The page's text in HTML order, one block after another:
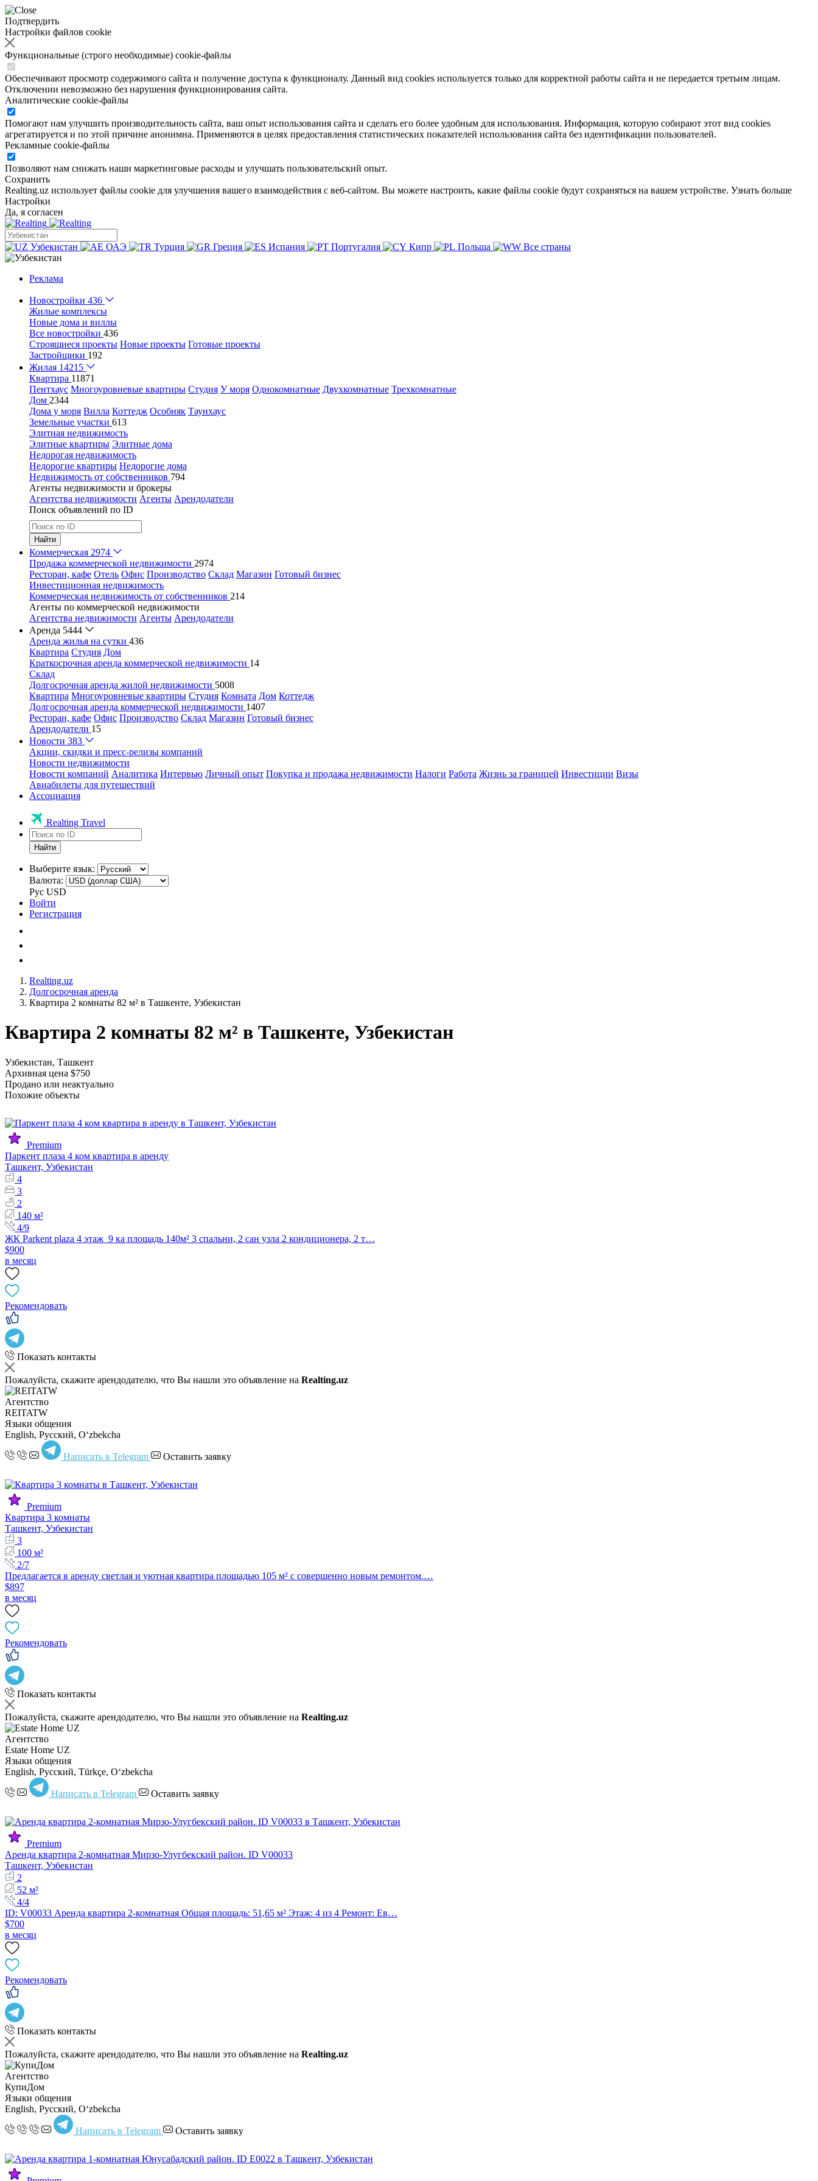
Подтвердить
Настройки файлов cookie
Функциональные (строго необходимые) cookie-файлы
Обеспечивают просмотр содержимого сайта и получение доступа к функционалу. Данный вид cookies используется только для корректной работы сайта и не передается третьим лицам.
Отключении невозможно без нарушения функционирования сайта.
Аналитические cookie-файлы
Помогают нам улучшить производительность сайта, ваш опыт использования сайта и сделать его более удобным для использования. Информация, которую собирают этот вид cookies
агрегатируется и по этой причине анонимна. Применяются в целях предоставления статистических показателей использования сайта без идентификации пользователей.
Рекламные cookie-файлы
Позволяют нам снижать наши маркетинговые расходы и улучшать пользовательский опыт.
Сохранить
Realting.uz использует файлы cookie для улучшения вашего взаимодействия с веб-сайтом. Вы можете настроить, какие файлы cookie будут сохраняться на вашем устройстве. Узнать больше
Настройки
Да, я согласен
Узбекистан ОАЭ Турция Греция Испания Португалия Кипр Польша Все страны
Реклама
Новостройки 436
Жилые комплексы
Новые дома и виллы
Все новостройки 436
Строящиеся проекты Новые проекты Готовые проекты
Застройщики 192
Жилая 14215
Квартира 11871
Пентхаус Многоуровневые квартиры Студия У моря Однокомнатные Двухкомнатные Трехкомнатные
Дом 2344
Дома у моря Вилла Коттедж Особняк Таунхаус
Земельные участки 613
Элитная недвижимость
Элитные квартиры Элитные дома
Недорогая недвижимость
Недорогие квартиры Недорогие дома
Недвижимость от собственников 794
Агенты недвижимости и брокеры
Агентства недвижимости Агенты Арендодатели
Поиск объявлений по ID
Найти
Коммерческая 2974
Продажа коммерческой недвижимости 2974
Ресторан, кафе Отель Офис Производство Склад Магазин Готовый бизнес
Инвестиционная недвижимость
Коммерческая недвижимость от собственников 214
Агенты по коммерческой недвижимости
Агентства недвижимости Агенты Арендодатели
Аренда 5444
Аренда жилья на сутки 436
Квартира Студия Дом
Краткосрочная аренда коммерческой недвижимости 14
Склад
Долгосрочная аренда жилой недвижимости 5008
Квартира Многоуровневые квартиры Студия Комната Дом Коттедж
Долгосрочная аренда коммерческой недвижимости 1407
Ресторан, кафе Офис Производство Склад Магазин Готовый бизнес
Арендодатели 15
Новости 383
Акции, скидки и пресс-релизы компаний
Новости недвижимости
Новости компаний Аналитика Интервью Личный опыт Покупка и продажа недвижимости Налоги Работа Жизнь за границей Инвестиции Визы
Авиабилеты для путешествий
Ассоциация
Realting Travel
Найти
Выберите язык:
Валюта:
Рус USD
Войти
Регистрация
Realting.uz
Долгосрочная аренда
Квартира 2 комнаты 82 м² в Ташкенте, Узбекистан
Квартира 2 комнаты 82 м² в Ташкенте, Узбекистан
Узбекистан, Ташкент
Архивная цена $750
Продано или неактуально
Похожие объекты
Premium
Паркент плаза 4 ком квартира в аренду
Ташкент, Узбекистан
4
3
2
140 м²
4/9
ЖК Parkent plaza 4 этаж 9 ка площадь 140м² 3 спальни, 2 сан узла 2 кондиционера, 2 т…
$900
в месяц
Рекомендовать
Показать контакты
Пожалуйста, скажите арендодателю, что Вы нашли это объявление на Realting.uz
Агентство
REITATW
Языки общения
English, Русский, Oʻzbekcha
Написать в Telegram Оставить заявку
Premium
Квартира 3 комнаты
Ташкент, Узбекистан
3
100 м²
2/7
Предлагается в аренду светлая и уютная квартира площадью 105 м² с совершенно новым ремонтом.…
$897
в месяц
Рекомендовать
Показать контакты
Пожалуйста, скажите арендодателю, что Вы нашли это объявление на Realting.uz
Агентство
Estate Home UZ
Языки общения
English, Русский, Türkçe, Oʻzbekcha
Написать в Telegram Оставить заявку
Premium
Аренда квартира 2-комнатная Мирзо-Улугбекский район. ID V00033
Ташкент, Узбекистан
2
52 м²
4/4
ID: V00033 Аренда квартира 2-комнатная Общая площадь: 51,65 м² Этаж: 4 из 4 Ремонт: Ев…
$700
в месяц
Рекомендовать
Показать контакты
Пожалуйста, скажите арендодателю, что Вы нашли это объявление на Realting.uz
Агентство
КупиДом
Языки общения
English, Русский, Oʻzbekcha
Написать в Telegram Оставить заявку